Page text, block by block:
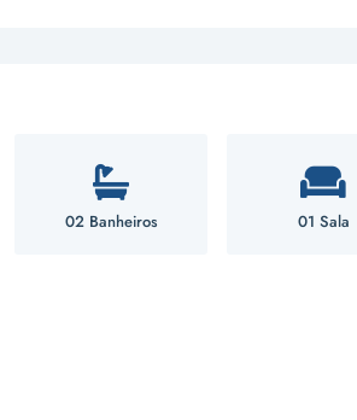
02 Banheiros 01 Sala